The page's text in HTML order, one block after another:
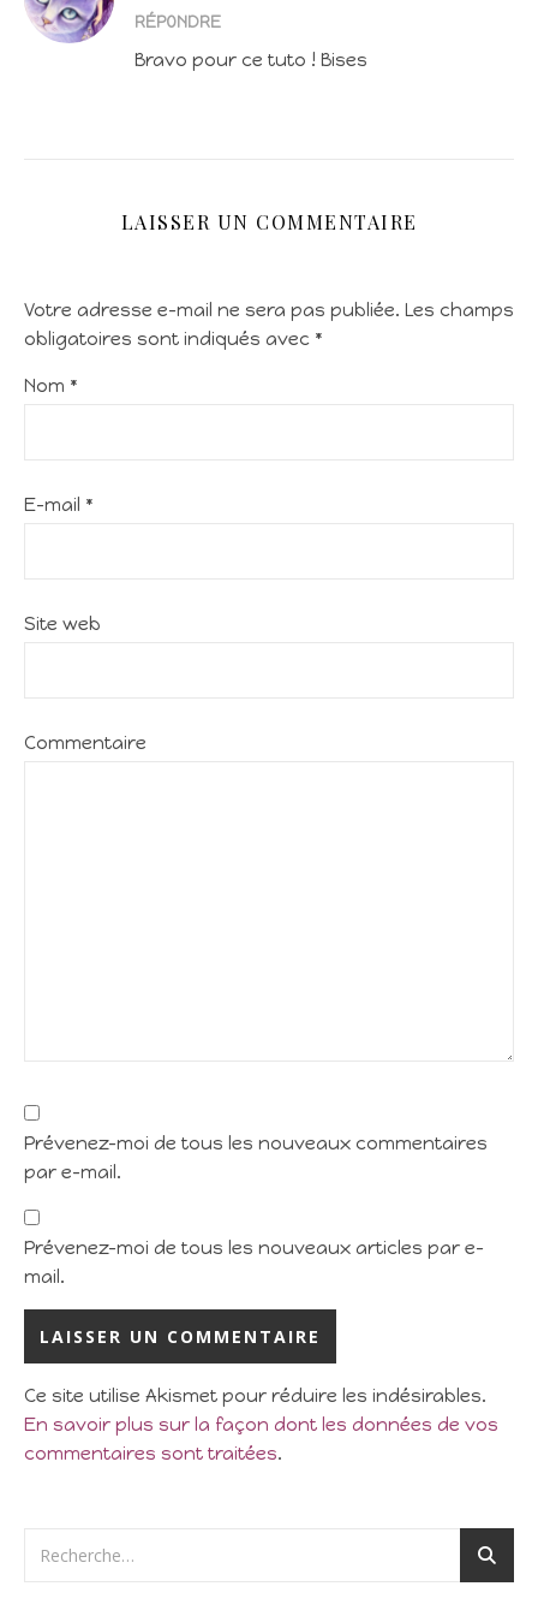
RÉPONDRE
Bravo pour ce tuto ! Bises
LAISSER UN COMMENTAIRE
Votre adresse e-mail ne sera pas publiée. Les champs
obligatoires sont indiqués avec *
Nom *
E-mail *
Site web
Commentaire
Prévenez-moi de tous les nouveaux commentaires
par e-mail.
Prévenez-moi de tous les nouveaux articles par e-
mail.
Ce site utilise Akismet pour réduire les indésirables.
En savoir plus sur la façon dont les données de vos
commentaires sont traitées.